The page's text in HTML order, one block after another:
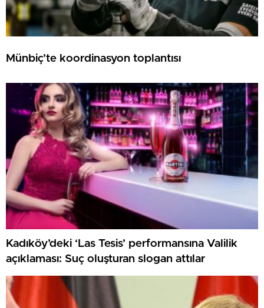
Münbiç’te koordinasyon toplantısı
Kadıköy’deki ‘Las Tesis’ performansına Valilik
açıklaması: Suç oluşturan slogan attılar